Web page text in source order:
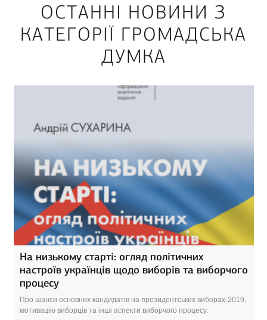
ОСТАННІ НОВИНИ З
КАТЕГОРІЇ ГРОМАДСЬКА
ДУМКА
На низькому старті: огляд політичних
настроїв українців щодо виборів та виборчого
процесу
Про шанси основних кандидатів на президентських виборах-2019,
мотивацію виборців та інші аспекти виборчого процесу.